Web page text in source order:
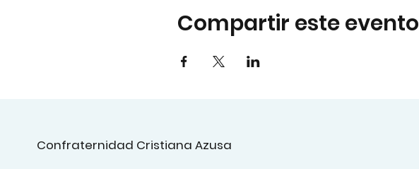
Compartir este evento
Confraternidad Cristiana Azusa